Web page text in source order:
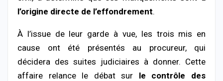
l’origine directe de l’effondrement.
À l’issue de leur garde à vue, les trois mis en
cause ont été présentés au procureur, qui
décidera des suites judiciaires à donner. Cette
affaire relance le débatsur le contrôle des